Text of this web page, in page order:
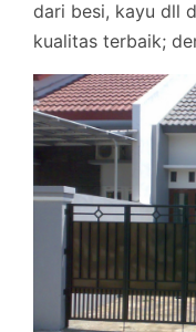
dari besi, kayu dll
kualitas terbaik;